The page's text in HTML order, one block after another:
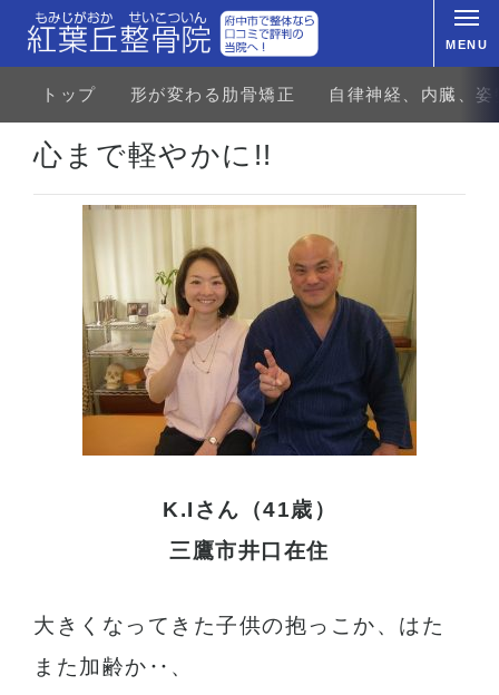
MENU
トップ 形が変わる肋骨矯正 自律神経、内臓、
ホーム お客様の声 首・肩のトラブル 心まで軽やかに!!
心まで軽やかに!!
K.Iさん（41歳）
三鷹市井口在住
大きくなってきた子供の抱っこか、はた
また加齢か‥、